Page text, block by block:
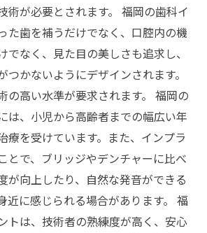
術が必要とされます。 福岡の歯科イ
た歯を補うだけでなく、口腔内の機
でなく、見た目の美しさも追求し、
つかないようにデザインされます。
の高い水準が要求されます。 福岡の
は、小児から高齢者までの幅広い年
療を受けています。また、インプラ
とで、ブリッジやデンチャーに比べ
が向上したり、自然な発音ができる
近に感じられる場合があります。 福
トは、技術者の熟練度が高く、安心